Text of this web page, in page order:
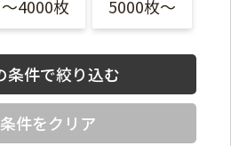
〜4000枚 5000枚〜
条件をクリア